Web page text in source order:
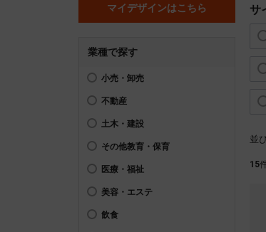
マイデザインはこちら
業種で探す
小売・卸売
不動産
土木・建設
その他教育・保育
医療・福祉
美容・エステ
飲食
サ
並
15